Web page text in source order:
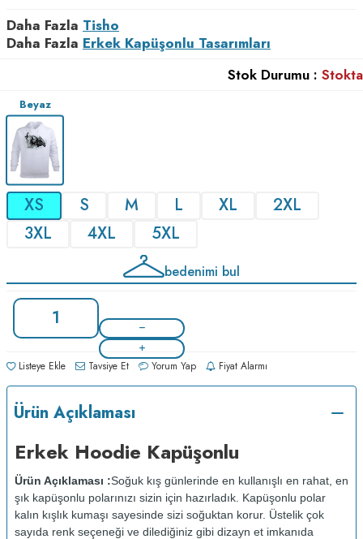
Daha Fazla Tisho
Daha Fazla Erkek Kapüşonlu Tasarımları
Stok Durumu : Stokta
Beyaz
XS S M L XL
2XL
3XL
4XL 5XL
bedenimi bul
Listeye Ekle Tavsiye Et Yorum Yap Fiyat Alarmı
Ürün Açıklaması
Erkek Hoodie Kapüşonlu
Ürün Açıklaması :Soğuk kış günlerinde en kullanışlı en rahat, en
şık kapüşonlu polarınızı sizin için hazırladık. Kapüşonlu polar
kalın kışlık kumaşı sayesinde sizi soğuktan korur. Üstelik çok
sayıda renk seçeneği ve dilediğiniz gibi dizayn et imkanıda